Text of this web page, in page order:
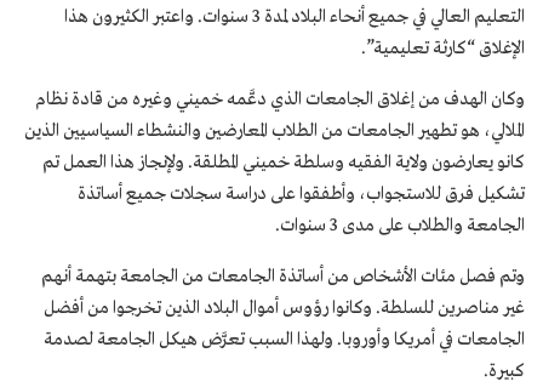
التعليم العالي في جميع أنحاء البلاد لمدة 3 سنوات. واعتبر الكثيرون هذا
الإغلاق “كارثة تعليمية”.
وكان الهدف من إغلاق الجامعات الذي دعَّمه خميني وغيره من قادة نظام
الملالي، هو تطهير الجامعات من الطلاب المعارضين والنشطاء السياسيين الذين
كانو يعارضون ولاية الفقيه وسلطة خميني المطلقة. ولإنجاز هذا العمل تم
تشكيل فرق للاستجواب، وأطفقوا على دراسة سجلات جميع أساتذة
الجامعة والطلاب على مدى 3 سنوات.
وتم فصل مئات الأشخاص من أساتذة الجامعات من الجامعة بتهمة أنهم
غير مناصرين للسلطة. وكانوا رؤوس أموال البلاد الذين تخرجوا من أفضل
الجامعات في أمريكا وأوروبا. ولهذا السبب تعرَّض هيكل الجامعة لصدمة
كبيرة.